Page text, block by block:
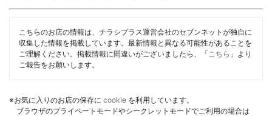
こちらのお店の情報は、チラシプラス運営会社のセブンネットが独自に
収集した情報を掲載しています。最新情報と異なる可能性があることを
ご理解ください。掲載情報に間違いがございましたら、「 こちら 」より
ご報告をお願いします。
※お気に入りのお店の保存に cookie を利用しています。
ブラウザのプライベートモードやシークレットモードでご利用の場合は